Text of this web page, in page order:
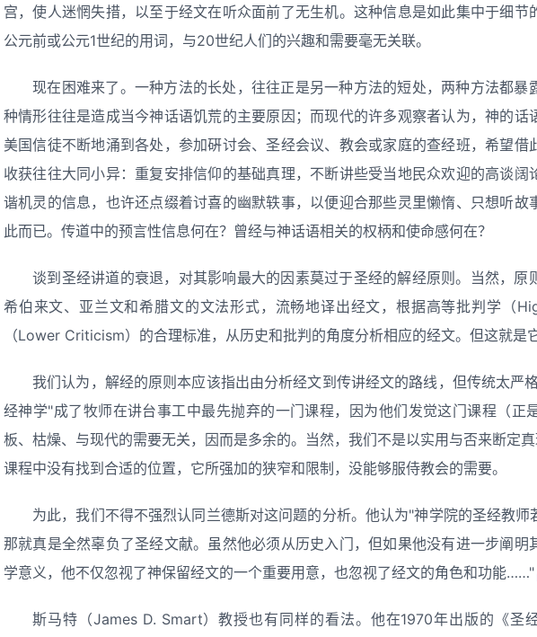
宫，使人迷惘失措，以至于经文在听众面前了无生机。这种信息是如此集中于细节
公元前或公元1世纪的用词，与20世纪人们的兴趣和需要毫无关联。
现在困难来了。一种方法的长处，往往正是另一种方法的短处，两种方法都暴
种情形往往是造成当今神话语饥荒的主要原因；而现代的许多观察者认为，神的话
美国信徒不断地涌到各处，参加硏讨会、圣经会议、教会或家庭的查经班，希望借
收获往往大同小异：重复安排信仰的基础真理，不断讲些受当地民众欢迎的高谈阔
谐机灵的信息，也许还点缀着讨喜的幽默轶事，以便迎合那些灵里懒惰、只想听故
此而已。传道中的预言性信息何在？曾经与神话语相关的权柄和使命感何在？
谈到圣经讲道的衰退，对其影响最大的因素莫过于圣经的解经原则。当然，原
希伯来文、亚兰文和希腊文的文法形式，流畅地译出经文，根据高等批判学（
（Lower Criticism）的合理标准，从历史和批判的角度分析相应的经文。但这就是
我们认为，解经的原则本应该指出由分析经文到传讲经文的路线，但传统太严
经神学"成了牧师在讲台事工中最先抛弃的一门课程，因为他们发觉这门课程（正
板、枯燥、与现代的需要无关，因而是多余的。当然，我们不是以实用与否来断定
课程中没有找到合适的位置，它所强加的狭窄和限制，没能够服侍教会的需要。
为此，我们不得不强烈认同兰德斯对这问题的分析。他认为"神学院的圣经教师
那就真是全然辜负了圣经文献。虽然他必须从历史入门，但如果他没有进一步阐明
学意义，他不仅忽视了神保留经文的一个重要用意，也忽视了经文的角色和功能……"
斯马特（James D. Smart）教授也有同样的看法。他在1970年出版的《圣